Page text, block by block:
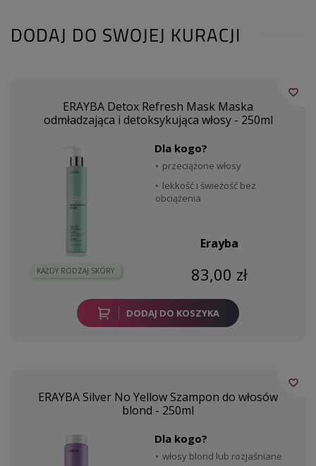
DODAJ DO SWOJEJ KURACJI
ERAYBA Detox Refresh Mask Maska
odmładzająca i detoksykująca włosy - 250ml
KAŻDY RODZAJ SKÓRY
Dla kogo?
przeciążone włosy
lekkość i świeżość bez
obciążenia
Erayba
83,00 zł
DODAJ DO KOSZYKA
favorite_border
ERAYBA Silver No Yellow Szampon do włosów
blond - 250ml
Dla kogo?
włosy blond lub rozjaśniane
favorite_border